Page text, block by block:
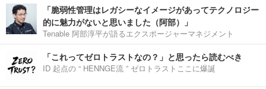
「脆弱性管理はレガシーなイメージがあってテクノロジー
的に魅力がないと思いました（阿部）」
Tenable 阿部淳平が語るエクスポージャーマネジメント
「これってゼロトラストなの？」と思ったら読むべき
ID 起点の “ HENNGE流 ” ゼロトラストここに爆誕